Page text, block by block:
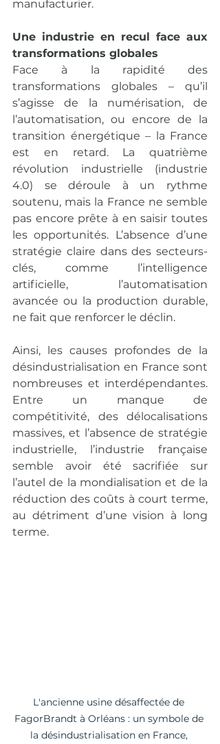
manufacturier.
Une industrie en recul face aux
transformations globales
Face à la rapidité des
transformations globales – qu’il
s’agisse de la numérisation, de
l’automatisation, ou encore de la
transition énergétique – la France
est en retard. La quatrième
révolution industrielle (industrie
4.0) se déroule à un rythme
soutenu, mais la France ne semble
pas encore prête à en saisir toutes
les opportunités. L’absence d’une
stratégie claire dans des secteurs-
clés, comme l’intelligence
artificielle, l’automatisation
avancée ou la production durable,
ne fait que renforcer le déclin.
Ainsi, les causes profondes de la
désindustrialisation en France sont
nombreuses et interdépendantes.
Entre un manque de
compétitivité, des délocalisations
massives, et l’absence de stratégie
industrielle, l’industrie française
semble avoir été sacrifiée sur
l’autel de la mondialisation et de la
réduction des coûts à court terme,
au détriment d’une vision à long
terme.
L'ancienne usine désaffectée de
FagorBrandt à Orléans : un symbole de
la désindustrialisation en France,